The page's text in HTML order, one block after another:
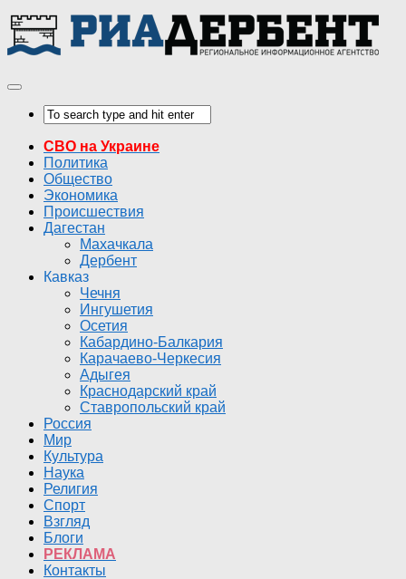
СВО на Украине
Политика
Общество
Экономика
Происшествия
Дагестан
Махачкала
Дербент
Кавказ
Чечня
Ингушетия
Осетия
Кабардино-Балкария
Карачаево-Черкесия
Адыгея
Краснодарский край
Ставропольский край
Россия
Мир
Культура
Наука
Религия
Спорт
Взгляд
Блоги
РЕКЛАМА
Контакты